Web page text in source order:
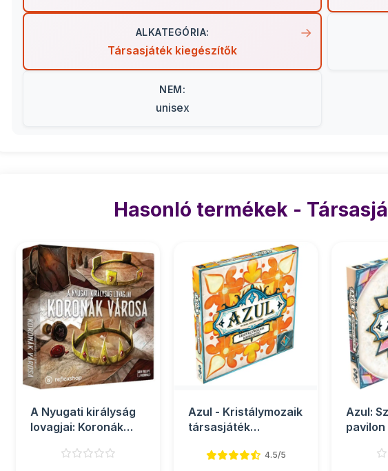
ALKATEGÓRIA:
Társasjáték kiegészítők
NEM:
unisex
Hasonló termékek -
A Nyugati királyság
lovagjai: Koronák
Azul - Kristálymozaik
társasjáték
4.5/5
Azul: